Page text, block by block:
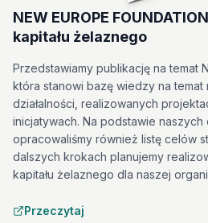
NEW EUROPE
kapitału żelaznego
Przedstawiamy publikację na temat
która stanowi bazę wiedzy na temat
działalności, realizowanych
inicjatywach. Na podstawie naszych
opracowaliśmy również listę celów
dalszych krokach planujemy
kapitału żelaznego dla naszej
Przeczytaj